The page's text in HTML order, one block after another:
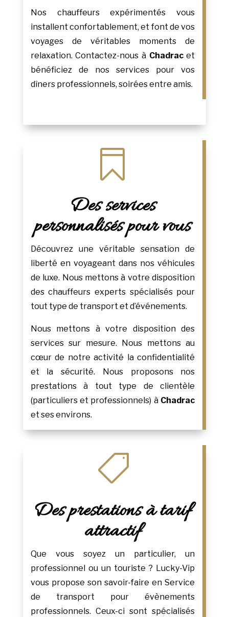
Nos chauffeurs expérimentés vous
installent confortablement, et font de vos
voyages de véritables moments de
relaxation. Contactez-nous à Chadracet
bénéficiez de nos services pour vos
dîners professionnels, soirées entre amis.

Des services
personnalisés pour vous
Découvrez une véritable sensation de
liberté en voyageant dans nos véhicules
de luxe. Nous mettons à votre disposition
des chauffeurs experts spécialisés pour
tout type de transport et d’événements.
Nous mettons à votre disposition des
services sur mesure. Nous mettons au
cœur de notre activité la confidentialité
et la sécurité. Nous proposons nos
prestations à tout type de clientèle
(particuliers et professionnels) à Chadrac
et ses environs.

Des prestations à tarif
attractif
Que vous soyez un particulier, un
professionnel ou un touriste ? Lucky-Vip
vous propose son savoir-faire en Service
de transport pour évènements
professionnels. Ceux-ci sont spécialisés